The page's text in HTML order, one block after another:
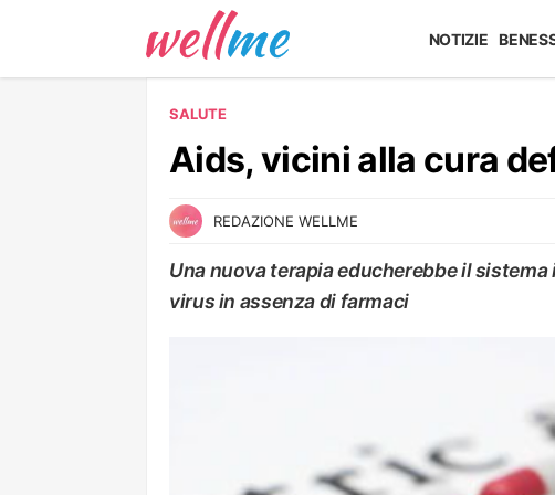
NOTIZIE
SALUTE
Aids, vicini alla cura
REDAZIONE WELLME
Una nuova terapia educherebbe il
virus in assenza di farmaci